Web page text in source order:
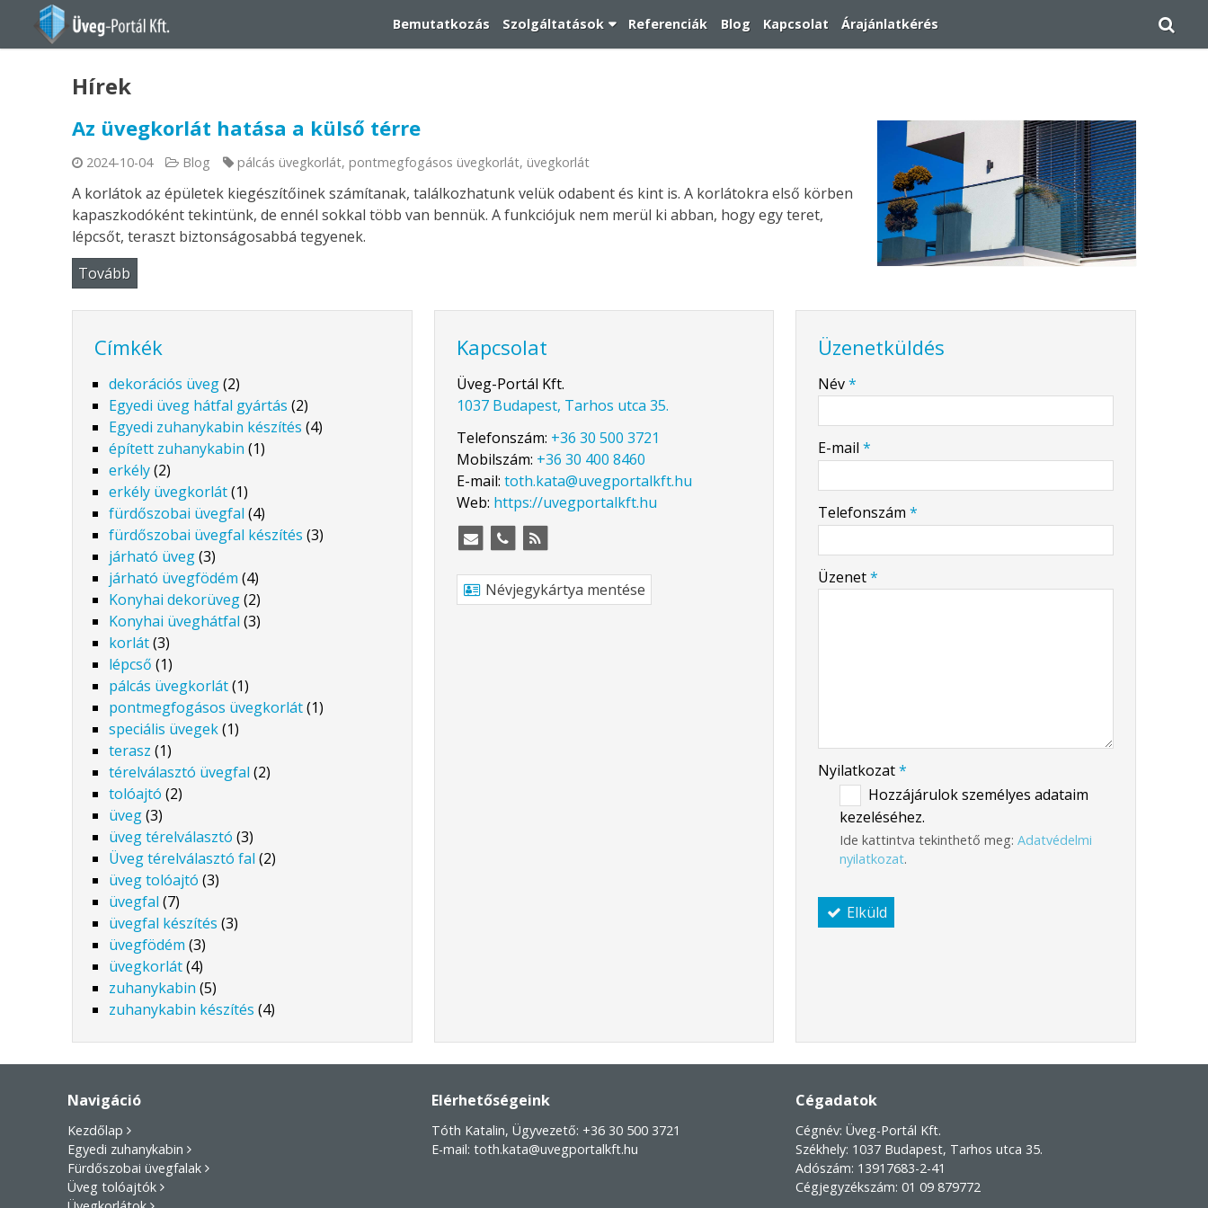
Bemutatkozás Szolgáltatások Referenciák Blog Kapcsolat Árajánlatkérés
Hírek
Az üvegkorlát hatása a külső térre
2024-10-04 Blog pálcás üvegkorlát,pontmegfogásos üvegkorlát,üvegkorlát
A korlátok az épületek kiegészítőinek számítanak, találkozhatunk velük odabent és kint is. A korlátokra első körben
kapaszkodóként tekintünk, de ennél sokkal több van bennük. A funkciójuk nem merül ki abban, hogy egy teret,
lépcsőt, teraszt biztonságosabbá tegyenek.
Tovább
Címkék
dekorációs üveg(2)
Egyedi üveg hátfal gyártás (2)
Egyedi zuhanykabin készítés (4)
épített zuhanykabin (1)
erkély(2)
erkély üvegkorlát(1)
fürdőszobai üvegfal (4)
fürdőszobai üvegfal készítés (3)
járható üveg(3)
járható üvegfödém (4)
Konyhai dekorüveg(2)
Konyhai üveghátfal (3)
korlát(3)
lépcső (1)
pálcás üvegkorlát(1)
pontmegfogásos üvegkorlát(1)
speciális üvegek(1)
terasz (1)
térelválasztó üvegfal (2)
tolóajtó (2)
üveg(3)
üveg térelválasztó (3)
Üveg térelválasztó fal (2)
üveg tolóajtó (3)
üvegfal (7)
üvegfal készítés (3)
üvegfödém (3)
üvegkorlát(4)
zuhanykabin (5)
zuhanykabin készítés (4)
Kapcsolat
Üveg-Portál Kft.
1037 Budapest, Tarhos utca 35.
Telefonszám: +36 30 500 3721
Mobilszám: +36 30 400 8460
E-mail: toth.kata@uvegportalkft.hu
Web: https://uvegportalkft.hu
Névjegykártya mentése
Üzenetküldés
-
Név*
E-mail*
Telefonszám*
Üzenet*
Nyilatkozat*
Hozzájárulok személyes adataim
kezeléséhez.
Ide kattintva tekinthető meg:Adatvédelmi
nyilatkozat.
Elküld
Navigáció
Kezdőlap
Egyedi zuhanykabin
Fürdőszobai üvegfalak
Üveg tolóajtók
Elérhetőségeink
Tóth Katalin, Ügyvezető: +36 30 500 3721
E-mail:toth.kata@uvegportalkft.hu
Cégadatok
Cégnév:Üveg-Portál Kft.
Székhely: 1037 Budapest, Tarhos utca 35.
Adószám: 13917683-2-41
Cégjegyzékszám: 01 09 879772